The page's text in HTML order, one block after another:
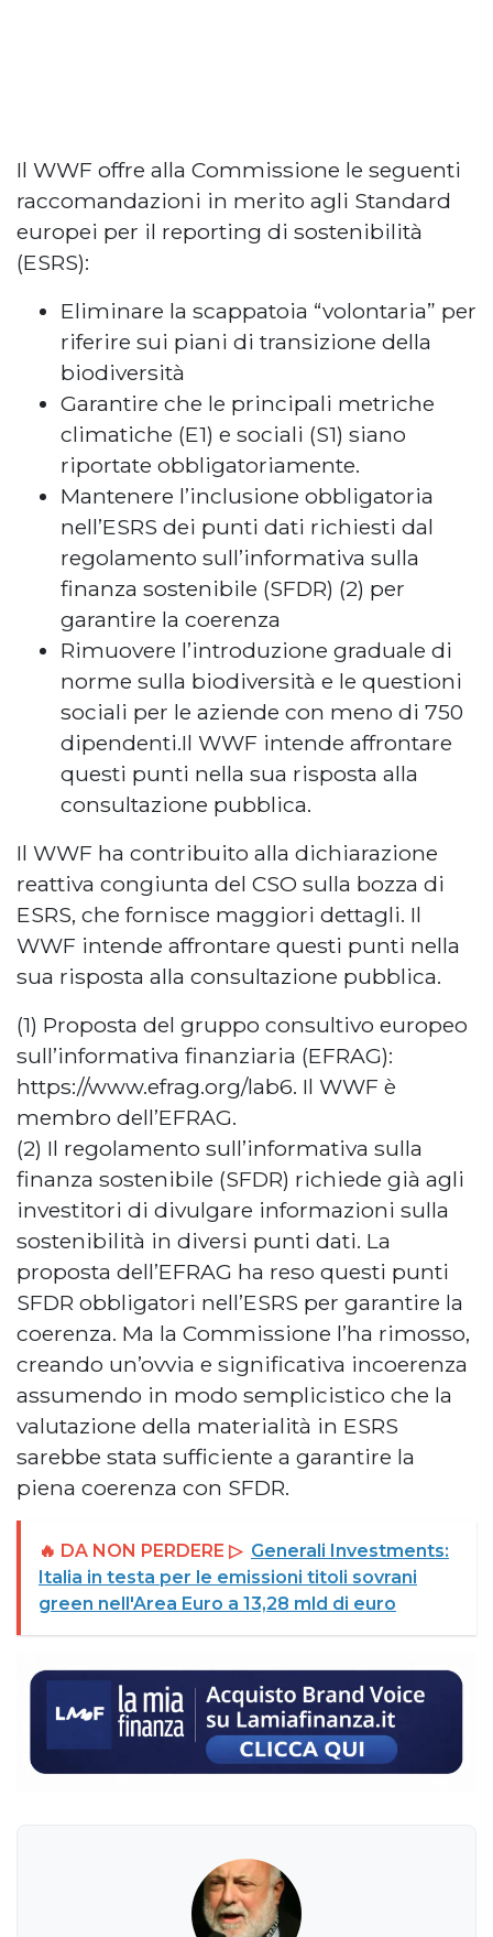
Il WWF offre alla Commissione le seguenti
raccomandazioni in merito agli Standard
europei per il reporting di sostenibilità
(ESRS):
Eliminare la scappatoia “volontaria” per
riferire sui piani di transizione della
biodiversità
Garantire che le principali metriche
climatiche (E1) e sociali (S1) siano
riportate obbligatoriamente.
Mantenere l’inclusione obbligatoria
nell’ESRS dei punti dati richiesti dal
regolamento sull’informativa sulla
finanza sostenibile (SFDR) (2) per
garantire la coerenza
Rimuovere l’introduzione graduale di
norme sulla biodiversità e le questioni
sociali per le aziende con meno di 750
dipendenti.Il WWF intende affrontare
questi punti nella sua risposta alla
consultazione pubblica.
Il WWF ha contribuito alla dichiarazione
reattiva congiunta del CSO sulla bozza di
ESRS, che fornisce maggiori dettagli. Il
WWF intende affrontare questi punti nella
sua risposta alla consultazione pubblica.
(1) Proposta del gruppo consultivo europeo
sull’informativa finanziaria (EFRAG):
https://www.efrag.org/lab6. Il WWF è
membro dell’EFRAG.
(2) Il regolamento sull’informativa sulla
finanza sostenibile (SFDR) richiede già agli
investitori di divulgare informazioni sulla
sostenibilità in diversi punti dati. La
proposta dell’EFRAG ha reso questi punti
SFDR obbligatori nell’ESRS per garantire la
coerenza. Ma la Commissione l’ha rimosso,
creando un’ovvia e significativa incoerenza
assumendo in modo semplicistico che la
valutazione della materialità in ESRS
sarebbe stata sufficiente a garantire la
piena coerenza con SFDR.
🔥 DA NON PERDERE ▷ Generali Investments:
Italia in testa per le emissioni titoli sovrani
green nell'Area Euro a 13,28 mld di euro